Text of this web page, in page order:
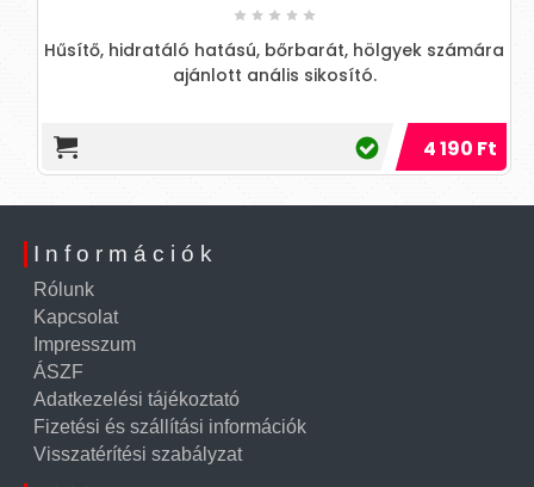
Hűsítő, hidratáló hatású, bőrbarát, hölgyek számára
ajánlott anális sikosító.
4 190 Ft
Információk
Rólunk
Kapcsolat
Impresszum
ÁSZF
Adatkezelési tájékoztató
Fizetési és szállítási információk
Visszatérítési szabályzat